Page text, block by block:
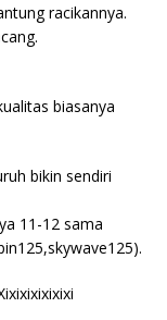
racikannya.
biasanya
bikin sendiri
11-12 sama